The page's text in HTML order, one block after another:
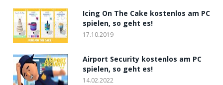
Icing On The Cake kostenlos am PC
spielen, so geht es!
17.10.2019
Airport Security kostenlos am PC
spielen, so geht es!
14.02.2022